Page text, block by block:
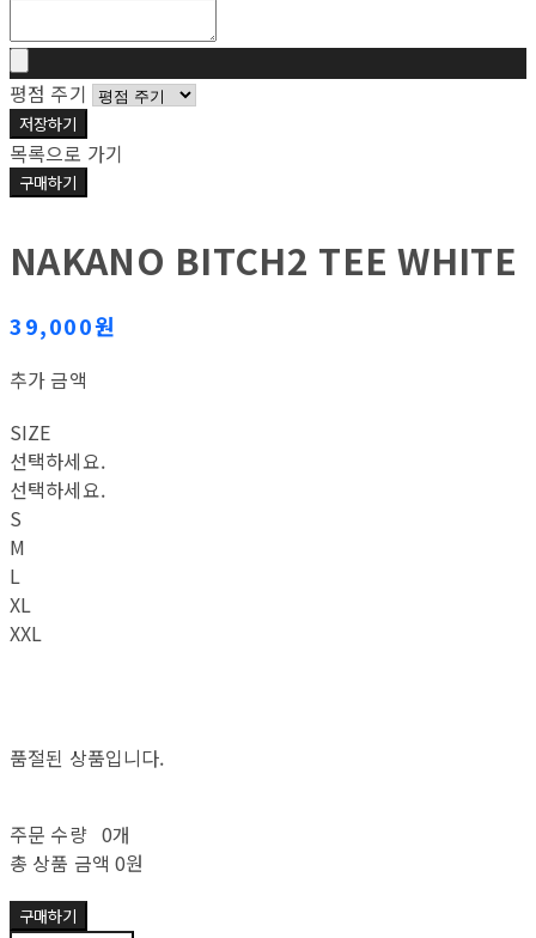
평점 주기
저장하기
목록으로 가기
구매하기
NAKANO BITCH2 TEE WHITE
39,000원
추가 금액
SIZE
선택하세요.
선택하세요.
S
M
L
XL
XXL
품절된 상품입니다.
주문 수량 0개
총 상품 금액 0원
구매하기